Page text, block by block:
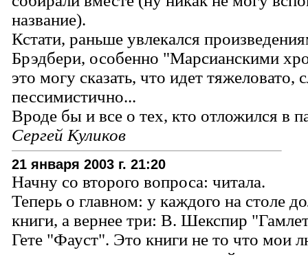
название).
Кстати, раньше увлекался
Брэдбери, особенно "Марсианскими
это могу сказать, что идет
пессимистично...
Вроде бы и все о тех, кто отложился в
Сергей Куликов
21 января 2003 г. 21:20
Начну со второго вопроса: читала.
Теперь о главном: у каждого на столе
книги, а вернее три: В. Шекспир
Гете "Фауст". Это книги не то что мои